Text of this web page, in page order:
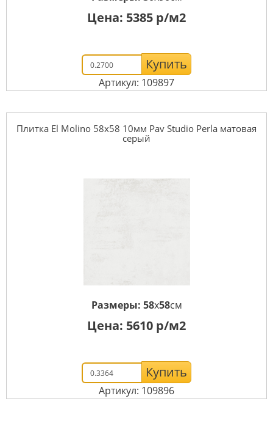
Цена: 5385 р/м2
Купить
Артикул: 109897
Плитка El Molino 58x58 10мм Pav Studio Perla матовая
серый
Размеры: 58x58см
Цена: 5610 р/м2
Купить
Артикул: 109896